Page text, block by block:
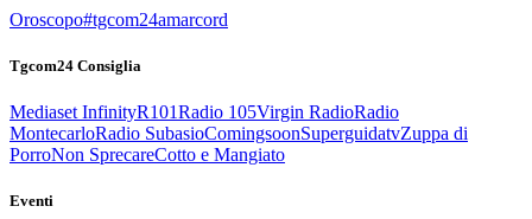
Oroscopo#tgcom24amarcord
Tgcom24 Consiglia
Mediaset InfinityR101Radio 105Virgin RadioRadio
MontecarloRadio SubasioComingsoonSuperguidatvZuppa di
PorroNon SprecareCotto e Mangiato
Eventi